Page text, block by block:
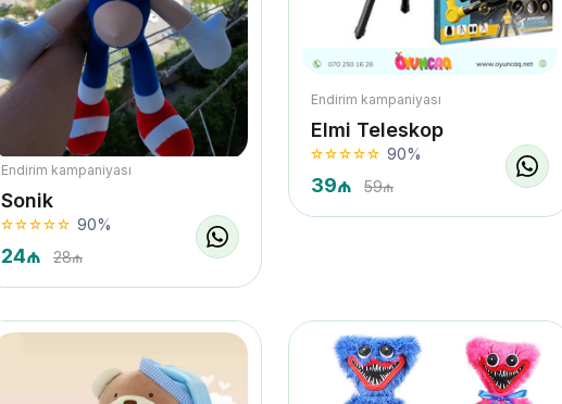
Endirim kampaniyası
Sonik
90%
24₼ 28₼
Endirim kampaniyası
Elmi Teleskop
90%
39₼ 59₼